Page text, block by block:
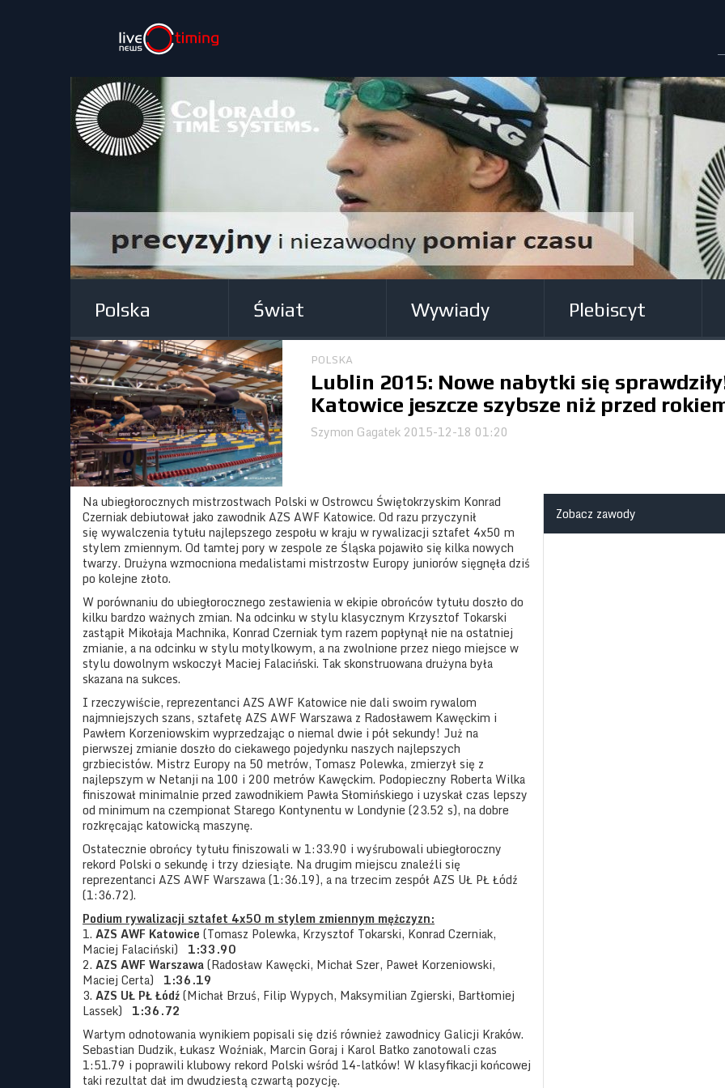
Polska Świat Wywiady Plebiscyt
POLSKA
Lublin 2015: Nowe nabytki się
Katowice jeszcze szybsze niż przed
Szymon Gagatek 2015-12-18 01:20
Na ubiegłorocznych mistrzostwach Polski w Ostrowcu Świętokrzyskim Konrad
Czerniak debiutował jako zawodnik AZS AWF Katowice. Od razu przyczynił
się wywalczenia tytułu najlepszego zespołu w kraju w rywalizacji sztafet 4x50 m
stylem zmiennym. Od tamtej pory w zespole ze Śląska pojawiło się kilka nowych
twarzy. Drużyna wzmocniona medalistami mistrzostw Europy juniorów sięgnęła dziś
po kolejne złoto.
W porównaniu do ubiegłorocznego zestawienia w ekipie obrońców tytułu doszło do
kilku bardzo ważnych zmian. Na odcinku w stylu klasycznym Krzysztof Tokarski
zastąpił Mikołaja Machnika, Konrad Czerniak tym razem popłynął nie na ostatniej
zmianie, a na odcinku w stylu motylkowym, a na zwolnione przez niego miejsce w
stylu dowolnym wskoczył Maciej Falaciński. Tak skonstruowana drużyna była
skazana na sukces.
I rzeczywiście, reprezentanci AZS AWF Katowice nie dali swoim rywalom
najmniejszych szans, sztafetę AZS AWF Warszawa z Radosławem Kawęckim i
Pawłem Korzeniowskim wyprzedzając o niemal dwie i pół sekundy! Już na
pierwszej zmianie doszło do ciekawego pojedynku naszych najlepszych
grzbiecistów. Mistrz Europy na 50 metrów, Tomasz Polewka, zmierzył się z
najlepszym w Netanji na 100 i 200 metrów Kawęckim. Podopieczny Roberta Wilka
finiszował minimalnie przed zawodnikiem Pawła Słomińskiego i uzyskał czas lepszy
od minimum na czempionat Starego Kontynentu w Londynie (23.52 s), na dobre
rozkręcając katowicką maszynę.
Ostatecznie obrońcy tytułu finiszowali w 1:33.90 i wyśrubowali ubiegłoroczny
rekord Polski o sekundę i trzy dziesiąte. Na drugim miejscu znaleźli się
reprezentanci AZS AWF Warszawa (1:36.19), a na trzecim zespół AZS UŁ PŁ Łódź
(1:36.72).
Podium rywalizacji sztafet 4x50 m stylem zmiennym mężczyzn:
1. AZS AWF Katowice (Tomasz Polewka, Krzysztof Tokarski, Konrad Czerniak,
Maciej Falaciński) 1:33.90
2. AZS AWF Warszawa(Radosław Kawęcki, Michał Szer, Paweł Korzeniowski,
Maciej Certa)
1:36.19
3. AZS UŁ PŁ Łódź(Michał Brzuś, Filip Wypych, Maksymilian Zgierski, Bartłomiej
Lassek) 1:36.72
Wartym odnotowania wynikiem popisali się dziś również zawodnicy Galicji Kraków.
Sebastian Dudzik, Łukasz Woźniak, Marcin Goraj i Karol Batko zanotowali czas
1:51.79 i poprawili klubowy rekord Polski wśród 14-latków! W klasyfikacji końcowej
taki rezultat dał im dwudziestą czwartą pozycję.
Zobacz zawody